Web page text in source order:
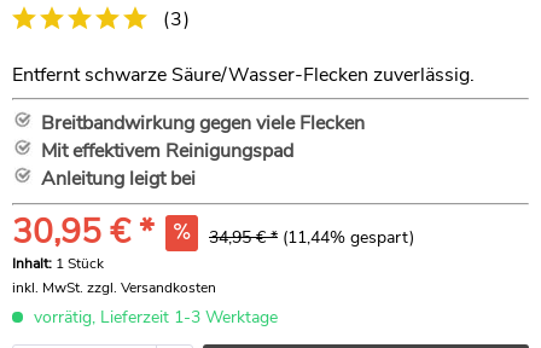
(3)
Entfernt schwarze Säure/Wasser-Flecken zuverlässig.
Breitbandwirkung gegen viele Flecken
Mit effektivem Reinigungspad
Anleitung leigt bei
30,95 € * 34,95 € * (11,44% gespart)
Inhalt: 1 Stück
inkl. MwSt. zzgl. Versandkosten
vorrätig, Lieferzeit 1-3 Werktage